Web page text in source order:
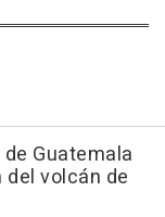
Guatemala
volcán de